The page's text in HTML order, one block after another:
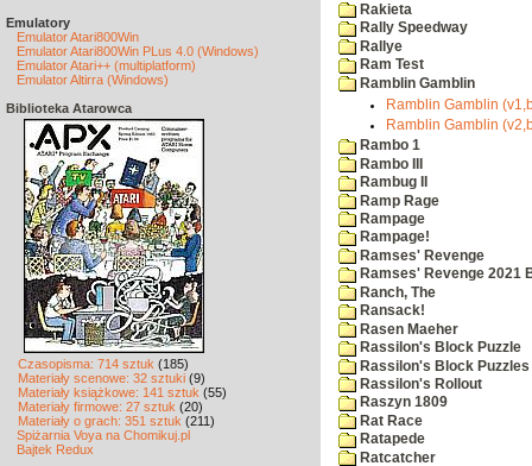
Emulatory
Emulator Atari800Win
Emulator Atari800Win PLus 4.0 (Windows)
Emulator Atari++ (multiplatform)
Emulator Altirra (Windows)
Biblioteka Atarowca
Czasopisma: 714 sztuk (185)
Materiały scenowe: 32 sztuki (9)
Materiały książkowe: 141 sztuk (55)
Materiały firmowe: 27 sztuk (20)
Materiały o grach: 351 sztuk (211)
Spiżarnia Voya na Chomikuj.pl
Bajtek Redux
Rakieta
Rally Speedway
Rallye
Ram Test
Ramblin Gamblin
Ramblin Gamblin
Ramblin Gamblin
Rambo 1
Rambo III
Rambug II
Ramp Rage
Rampage
Rampage!
Ramses' Revenge
Ramses' Revenge 2021
Ranch, The
Ransack!
Rasen Maeher
Rassilon's Block Puzzle
Rassilon's Block Puzzles
Rassilon's Rollout
Raszyn 1809
Rat Race
Ratapede
Ratcatcher